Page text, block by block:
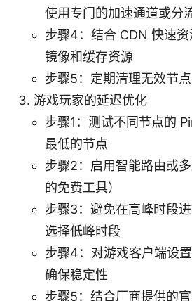
使用专门的加速通道或分
步骤4：结合 CDN 快速
镜像和缓存资源
步骤5：定期清理无效节
游戏玩家的延迟优化
步骤1：测试不同节点的
最低的节点
步骤2：启用智能路由或
的免费工具）
步骤3：避免在高峰时段
选择低峰时段
步骤4：对游戏客户端设
确保稳定性
步骤5：结合厂商提供的